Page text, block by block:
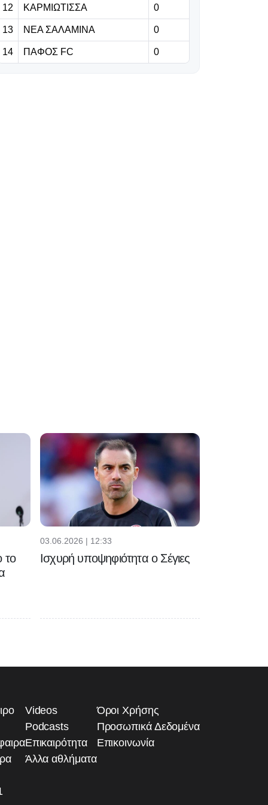
06.08.2026 | 23:06
Έχασε από την
Άντερλεχτ ο
12 ΚΑΡΜΙΩΤΙΣΣΑ 0
13 ΝΕΑ ΣΑΛΑΜΙΝΑ 0
14 ΠΑΦΟΣ FC 0
το
03.06.2026 | 12:33
Ισχυρή υποψηφιότητα ο Σέγιες
Videos
Podcasts
Επικαιρότητα
Άλλα αθλήματα
Όροι Χρήσης
Προσωπικά Δεδομένα
Επικοινωνία